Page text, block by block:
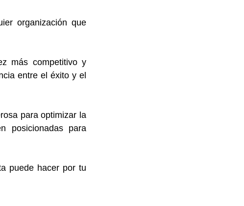
organización que
más competitivo y
entre el éxito y el
para optimizar la
posicionadas para
puede hacer por tu